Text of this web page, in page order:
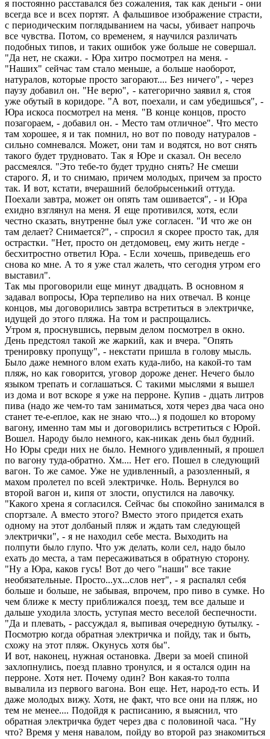
я постоянно расставался без сожаления, так как деньги - они
всегда все и всех портят. А фальшивое изображение страсти,
с периодическим поглядыванием на часы, убивает напрочь
все чувства. Потом, со временем, я научился различать
подобных типов, и таких ошибок уже больше не совершал.
"Да нет, не скажи. - Юра хитро посмотрел на меня. -
"Наших" сейчас там стало меньше, а больше наоборот,
натуралов, которые просто загорают.... Без ничего", - через
паузу добавил он. "Не верю", - категорично заявил я, стоя
уже обутый в коридоре. "А вот, поехали, и сам убедишься", -
Юра искоса посмотрел на меня. "В конце концов, просто
позагораем, - добавил он. - Место там отличное". Что место
там хорошее, я и так помнил, но вот по поводу натуралов -
сильно сомневался. Может, они там и водятся, но вот снять
такого будет трудновато. Так я Юре и сказал. Он весело
рассмеялся. "Это тебе-то будет трудно снять? Не смеши
старого. Я, и то снимаю, причем молодых, причем за просто
так. И вот, кстати, вчерашний белобрысенький оттуда.
Поехали завтра, может он опять там ошивается", - и Юра
ехидно взглянул на меня. Я еще противился, хотя, если
честно сказать, внутренне был уже согласен. "И что же он
там делает? Снимается?", - спросил я скорее просто так, для
острастки. "Нет, просто он детдомовец, ему жить негде -
бесхитростно ответил Юра. - Если хочешь, приведешь его
снова ко мне. А то я уже стал жалеть, что сегодня утром его
выставил".
Так мы проговорили еще минут двадцать. В основном я
задавал вопросы, Юра терпеливо на них отвечал. В конце
концов, мы договорились завтра встретиться в электричке,
идущей до этого пляжа. На том и распрощались.
Утром я, проснувшись, первым делом посмотрел в окно.
День предстоял такой же жаркий, как и вчера. "Опять
тренировку пропущу", - некстати пришла в голову мысль.
Было даже немного влом ехать куда-либо, на какой-то там
пляж, но как говорится, уговор дороже денег. Нечего было
языком трепать и соглашаться. С такими мыслями я вышел
из дома и вот вскоре я уже на перроне. Купив - дцать литров
пива (надо же чем-то там заниматься, хотя через два часа оно
станет те-е-еплое, как не знаю что...) я подошел ко второму
вагону, именно там мы и договорились встретиться с Юрой.
Вошел. Народу было немного, как-никак день был будний.
Но Юры среди них не было. Немного удивленный, я прошел
по вагону туда-обратно. Хм.... Нет его. Пошел в следующий
вагон. То же самое. Уже не удивленный, а разозленный, я
махом пролетел по всей электричке. Ноль. Вернулся во
второй вагон и, кипя от злости, опустился на лавочку.
"Какого хрена я согласился. Сейчас бы спокойно занимался в
спортзале. А вместо этого? Вместо этого придется ехать
одному на этот долбаный пляж и ждать там следующей
электрички", - я не находил себе места. Выходить на
полпути было глупо. Что уж делать, коли сел, надо было
ехать до места, а там пересаживаться в обратную сторону.
"Ну а Юра, каков гусь! Вот до чего "наши" все такие
необязательные. Просто...ух...слов нет", - я распалял себя
больше и больше, не забывая, впрочем, про пиво в сумке. Но
чем ближе к месту приближался поезд, тем все дальше и
дальше уходила злость, уступая место веселой беспечности.
"Да и плевать, - рассуждал я, выпивая очередную бутылку. -
Посмотрю когда обратная электричка и пойду, так и быть,
схожу на этот пляж. Окунусь хотя бы".
И вот, наконец, нужная остановка. Двери за моей спиной
захлопнулись, поезд плавно тронулся, и я остался один на
перроне. Хотя нет. Почему один? Вон какая-то толпа
вывалила из первого вагона. Вон еще. Нет, народ-то есть. И
даже молодых вижу. Хотя, не факт, что все они на пляж, но
тем не менее.... Подойдя к расписанию, я выяснил, что
обратная электричка будет через два с половиной часа. "Ну
что? Время у меня навалом, пойду во второй раз знакомиться